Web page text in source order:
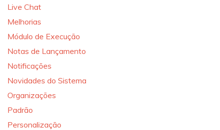
Live Chat
Melhorias
Módulo de Execução
Notas de Lançamento
Notificações
Novidades do Sistema
Organizações
Padrão
Personalização